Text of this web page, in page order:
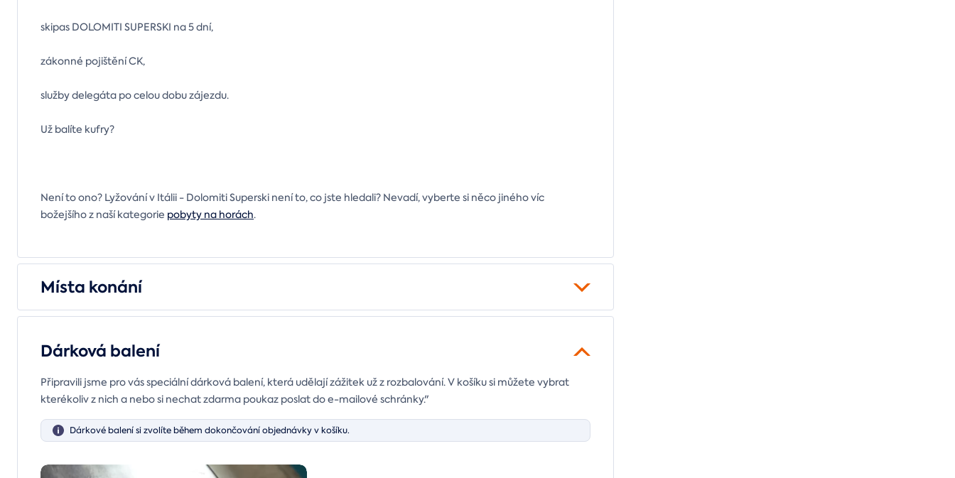
skipas DOLOMITI SUPERSKI na 5 dní,
zákonné pojištění CK,
služby delegáta po celou dobu zájezdu.
Už balíte kufry?
Není to ono? Lyžování v Itálii - Dolomiti Superski není to, co jste hledali? Nevadí, vyberte si něco jiného víc
božejšího z naší kategorie pobyty na horách.
Místa konání
Dárková balení
Připravili jsme pro vás speciální dárková balení, která udělají zážitek už z rozbalování. V košíku si můžete vybrat
kterékoliv z nich a nebo si nechat zdarma poukaz poslat do e-mailové schránky."
Dárkové balení si zvolíte během dokončování objednávky v košíku.